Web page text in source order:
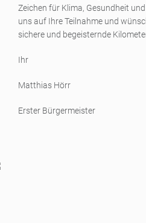
Zeichen für Klima, Gesundheit
uns auf Ihre Teilnahme und
sichere und begeisternde
Ihr
Matthias Hörr
Erster Bürgermeister